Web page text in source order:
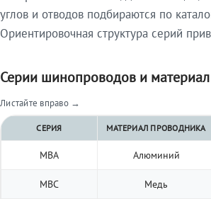
углов и отводов подбираются по
Ориентировочная структура серий
Серии шинопроводов и
Листайте вправо →
СЕРИЯ МАТЕРИАЛ ПРОВОДНИКА
МВА Алюминий
МВС Медь